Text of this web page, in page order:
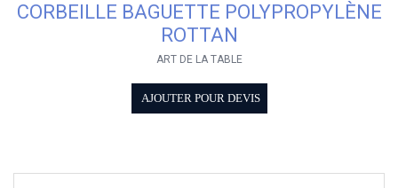
CORBEILLE BAGUETTE POLYPROPYLÈNE
ROTTAN
ART DE LA TABLE
AJOUTER POUR DEVIS